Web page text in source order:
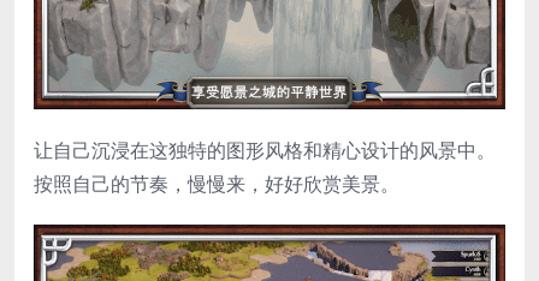
让自己沉浸在这独特的图形风格和精心设计的风景中。
按照自己的节奏，慢慢来，好好欣赏美景。